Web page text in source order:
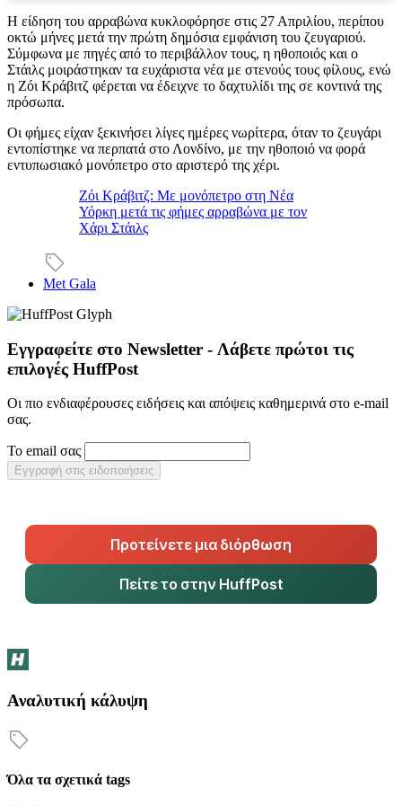
Η είδηση του αρραβώνα κυκλοφόρησε στις 27 Απριλίου, περίπου
οκτώ μήνες μετά την πρώτη δημόσια εμφάνιση του ζευγαριού.
Σύμφωνα με πηγές από το περιβάλλον τους, η ηθοποιός και ο
Στάιλς μοιράστηκαν τα ευχάριστα νέα με στενούς τους φίλους, ενώ
η Ζόι Κράβιτζ φέρεται να έδειχνε το δαχτυλίδι της σε κοντινά της
πρόσωπα.
Οι φήμες είχαν ξεκινήσει λίγες ημέρες νωρίτερα, όταν το ζευγάρι
εντοπίστηκε να περπατά στο Λονδίνο, με την ηθοποιό να φορά
εντυπωσιακό μονόπετρο στο αριστερό της χέρι.
Ζόι Κράβιτζ: Με μονόπετρο στη Νέα
Υόρκη μετά τις φήμες αρραβώνα με τον
Χάρι Στάιλς
Met Gala
Εγγραφείτε στο Newsletter - Λάβετε πρώτοι τις
επιλογές HuffPost
Οι πιο ενδιαφέρουσες ειδήσεις και απόψεις καθημερινά στο e-mail
σας.
Το email σας
Εγγραφή στις ειδοποιήσεις
Προτείνετε μια διόρθωση
Πείτε το στην HuffPost
Αναλυτική κάλυψη
Όλα τα σχετικά tags